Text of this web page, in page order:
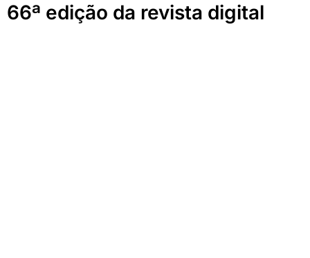
66ª edição da revista digital